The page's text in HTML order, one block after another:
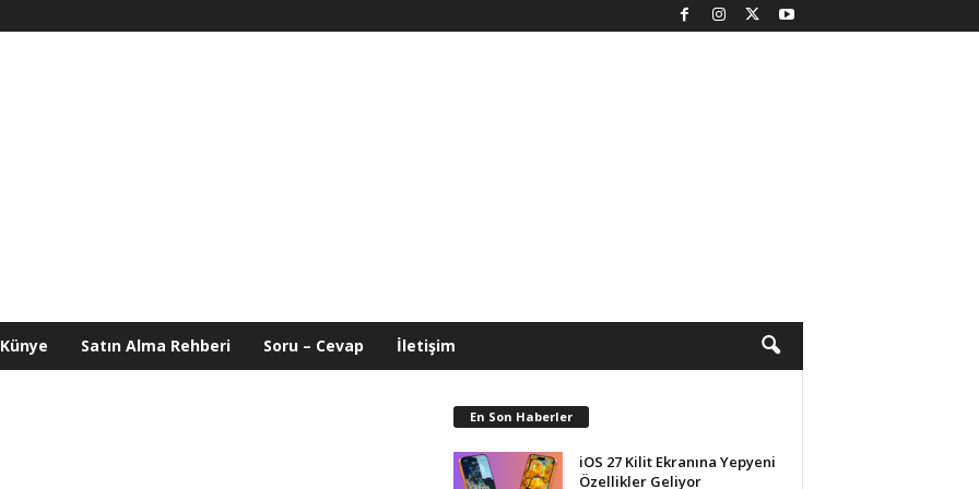
Künye Satın Alma Rehberi Soru – Cevap İletişim
En Son Haberler
iOS 27 Kilit Ekranına Yepyeni
Özellikler Geliyor